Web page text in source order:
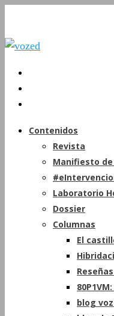
Contenidos
Revista
Manifiesto
Laboratorio
Dossier
Columnas
El
blog